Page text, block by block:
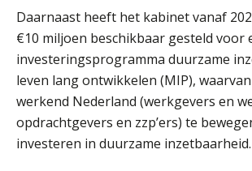
Daarnaast heeft het kabinet vanaf
€10 miljoen beschikbaar gesteld voor
investeringsprogramma duurzame
leven lang ontwikkelen (MIP),
werkend Nederland (werkgevers en
opdrachtgevers en zzp’ers) te
investeren in duurzame inzetbaarheid.